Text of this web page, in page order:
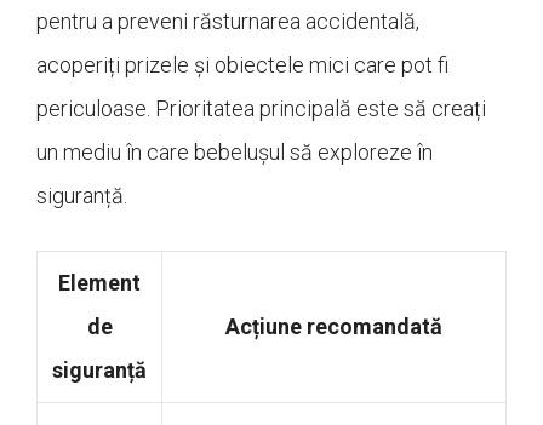
pentru a preveni răsturnarea accidentală,
acoperiți prizele și obiectele mici care pot fi
periculoase. Prioritatea principală este să creați
un mediu în care bebelușul să exploreze în
siguranță.
Element
de
siguranță
Acțiune recomandată